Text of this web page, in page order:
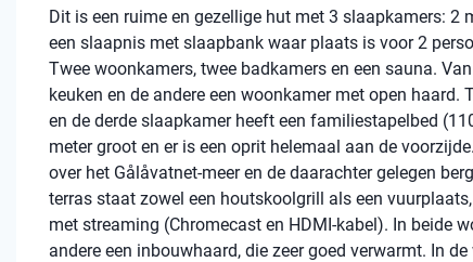
Dit is een ruime en gezellige hut met 3 slaapkamers:
een slaapnis met slaapbank waar plaats is voor 2
Twee woonkamers, twee badkamers en een sauna.
keuken en de andere een woonkamer met open
en de derde slaapkamer heeft een familiestapelbed
meter groot en er is een oprit helemaal aan de
over het Gålåvatnet-meer en de daarachter gelegen
terras staat zowel een houtskoolgrill als een
met streaming (Chromecast en HDMI-kabel). In beide
andere een inbouwhaard, die zeer goed verwarmt. In